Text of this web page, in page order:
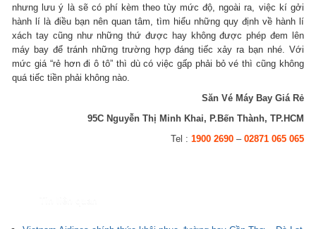
nhưng lưu ý là sẽ có phí kèm theo tùy mức độ, ngoài ra, việc kí gởi
hành lí là điều bạn nên quan tâm, tìm hiểu những quy định về hành lí
xách tay cũng như những thứ được hay không được phép đem lên
máy bay để tránh những trường hợp đáng tiếc xảy ra bạn nhé. Với
mức giá “rẻ hơn đi ô tô” thì dù có việc gấp phải bỏ vé thì cũng không
quá tiếc tiền phải không nào.
Săn Vé Máy Bay Giá Rẻ
95C Nguyễn Thị Minh Khai, P.Bến Thành, TP.HCM
Tel : 1900 2690– 02871 065 065